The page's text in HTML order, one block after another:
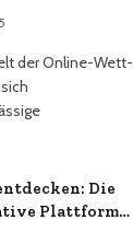
der Online-Wett-
Die
Plattform